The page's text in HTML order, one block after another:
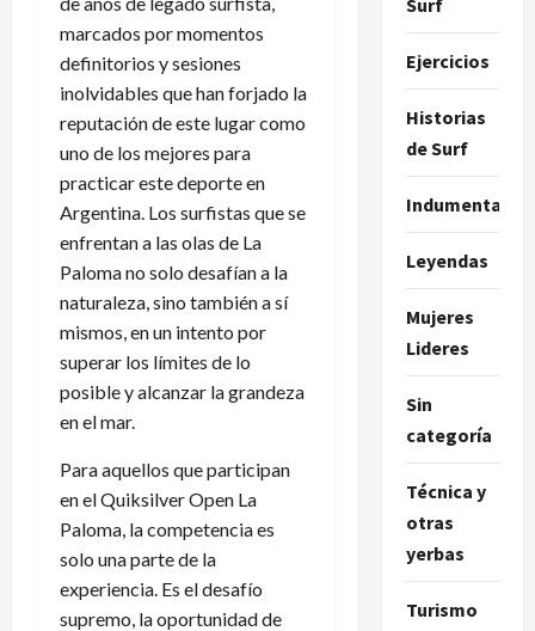
marcados por momentos
definitorios y sesiones
inolvidables que han forjado la
reputación de este lugar como
uno de los mejores para
practicar este deporte en
Argentina. Los surfistas que se
enfrentan a las olas de La
Paloma no solo desafían a la
naturaleza, sino también a sí
mismos, en un intento por
superar los límites de lo
posible y alcanzar la grandeza
en el mar.
Para aquellos que participan
en el Quiksilver Open La
Paloma, la competencia es
solo una parte de la
experiencia. Es el desafío
supremo, la oportunidad de
Ejercicios
Historias
de Surf
Indumentaria
Leyendas
Mujeres
Lideres
Sin
categoría
Técnica y
otras
yerbas
Turismo